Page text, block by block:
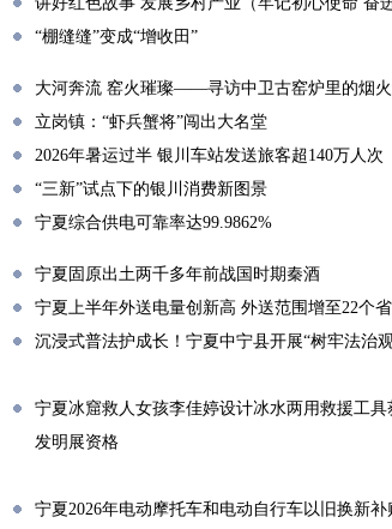
“棚缝缝”变成“增收田”
大河奔流 窑火璀璨——寻访中卫古窑炉里的烟
立岗镇：“虾兵蟹将”闯出大名堂
2026年暑运过半 银川车站发送旅客超140万人次
“三新”试点下的银川消费新图景
宁夏综合供电可靠率达99.9862%
宁夏固原出土两千多年前战国时期秦酒
宁夏上半年外送电量创新高 外送范围增至22个
沉浸式普法护成长！宁夏中宁县开展“树牢法治
宁夏冰窟救人女孩李佳婷设计冰水两用救援工
发明展资格
宁夏2026年电动摩托车和电动自行车以旧换新